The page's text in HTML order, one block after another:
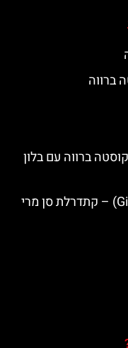
ברווה
ברווה עם בלון
קתדרלת גירונה (Girona Cathedral) – קתדרלת סן מרי